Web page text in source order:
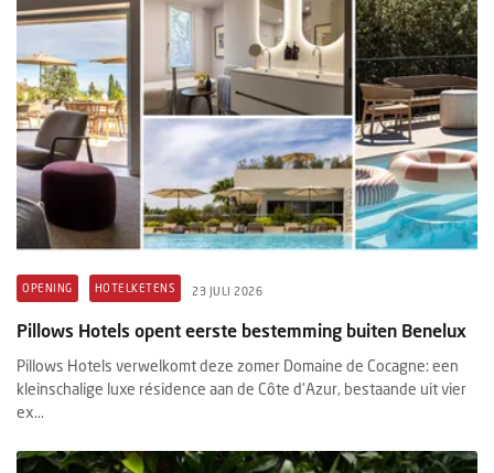
OPENING HOTELKETENS 23 JULI 2026
Pillows Hotels opent eerste bestemming buiten Benelux
Pillows Hotels verwelkomt deze zomer Domaine de Cocagne: een
kleinschalige luxe résidence aan de Côte d’Azur, bestaande uit vier
ex...